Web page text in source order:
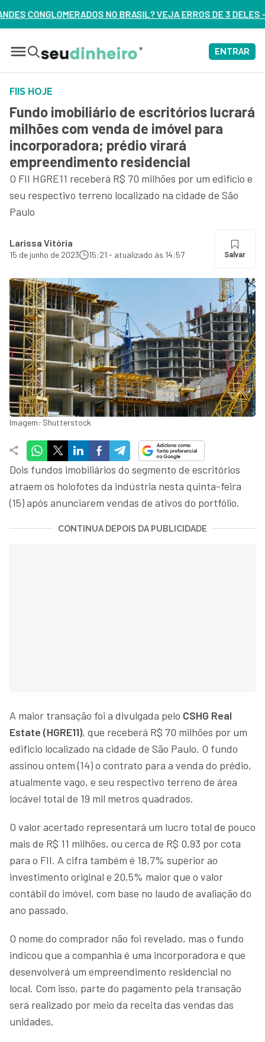
VEJA ERROS DE 3 DELES – ASSISTA AGORA
ENTRAR
FIIS HOJE
Fundo imobiliário de escritórios lucrará
milhões com venda de imóvel para
incorporadora; prédio virará
empreendimento residencial
O FII HGRE11 receberá R$ 70 milhões por um edifício e
seu respectivo terreno localizado na cidade de São
Paulo
Larissa Vitória
15 de junho de 2023 15:21 - atualizado às 14:57 Salvar
Imagem: Shutterstock
Dois fundos imobiliários do segmento de escritórios
atraem os holofotes da indústria nesta quinta-feira
(15) após anunciarem vendas de ativos do portfólio.
CONTINUA DEPOIS DA PUBLICIDADE
A maior transação foi a divulgada pelo CSHG Real
Estate (HGRE11), que receberá R$ 70 milhões por um
edificio localizado na cidade de São Paulo. O fundo
assinou ontem (14) o contrato para a venda do prédio,
atualmente vago, e seu respectivo terreno de área
locável total de 19 mil metros quadrados.
O valor acertado representará um lucro total de pouco
mais de R$ 11 milhões, ou cerca de R$ 0,93 por cota
para o FII. A cifra também é 18,7% superior ao
investimento original e 20,5% maior que o valor
contábil do imóvel, com base no laudo de avaliação do
ano passado.
O nome do comprador não foi revelado, mas o fundo
indicou que a companhia é uma incorporadora e que
desenvolverá um empreendimento residencial no
local. Com isso, parte do pagamento pela transação
será realizado por meio da receita das vendas das
unidades.